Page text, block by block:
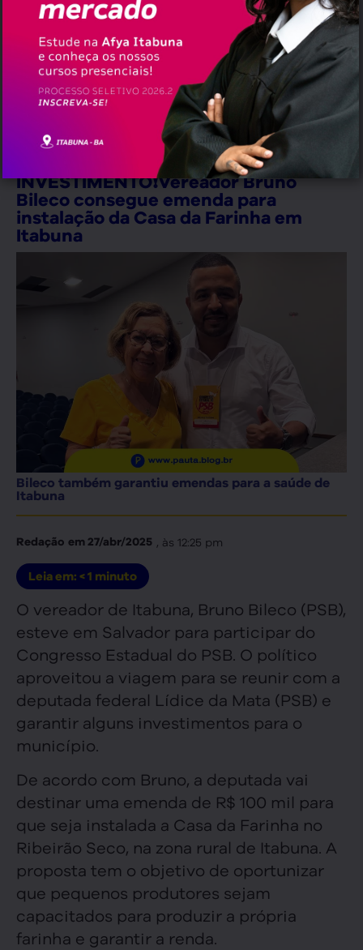
Erramos em quê?
erramos@pauta.blog.br
INVESTIMENTO❗️Vereador Bruno
Bileco consegue emenda para
instalação da Casa da Farinha em
Itabuna
Bileco também garantiu emendas para a saúde de
Itabuna
Redação em 27/abr/2025 , às 12:25 pm
Leia em: < 1 minuto
O vereador de Itabuna, Bruno Bileco (PSB),
esteve em Salvador para participar do
Congresso Estadual do PSB. O político
aproveitou a viagem para se reunir com a
deputada federal Lídice da Mata (PSB) e
garantir alguns investimentos para o
município.
De acordo com Bruno, a deputada vai
destinar uma emenda de R$ 100 mil para
que seja instalada a Casa da Farinha no
Ribeirão Seco, na zona rural de Itabuna. A
proposta tem o objetivo de oportunizar
que pequenos produtores sejam
capacitados para produzir a própria
farinha e garantir a renda.